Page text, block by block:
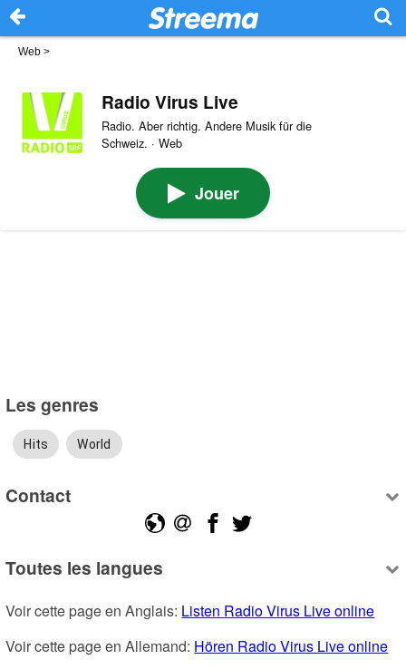
Web >
Radio Virus Live
Radio. Aber richtig. Andere Musik für die
Schweiz. · Web
Jouer
Les genres
Hits World
Contact
Toutes les langues
Voir cette page en Anglais: Listen Radio Virus Live online
Voir cette page en Allemand: Hören Radio Virus Live online